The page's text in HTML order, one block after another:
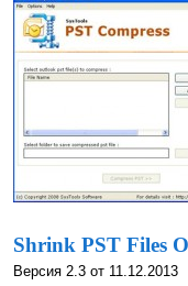
Shrink PST Files
Версия 2.3 от 11.12.2013